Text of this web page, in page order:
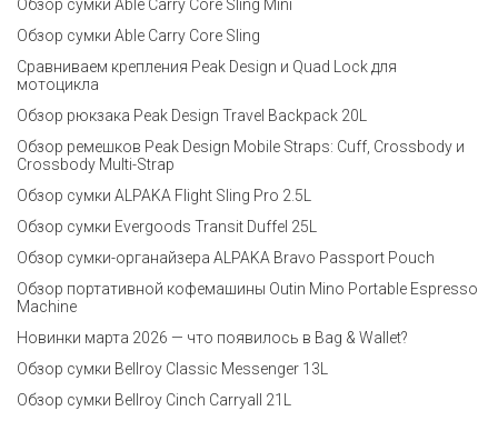
Обзор сумки Able Carry Core Sling Mini
Обзор сумки Able Carry Core Sling
Сравниваем крепления Peak Design и Quad Lock для
мотоцикла
Обзор рюкзака Peak Design Travel Backpack 20L
Обзор ремешков Peak Design Mobile Straps: Cuff, Crossbody и
Crossbody Multi-Strap
Обзор сумки ALPAKA Flight Sling Pro 2.5L
Обзор сумки Evergoods Transit Duffel 25L
Обзор сумки-органайзера ALPAKA Bravo Passport Pouch
Обзор портативной кофемашины Outin Mino Portable Espresso
Machine
Новинки марта 2026 — что появилось в Bag & Wallet?
Обзор сумки Bellroy Classic Messenger 13L
Обзор сумки Bellroy Cinch Carryall 21L